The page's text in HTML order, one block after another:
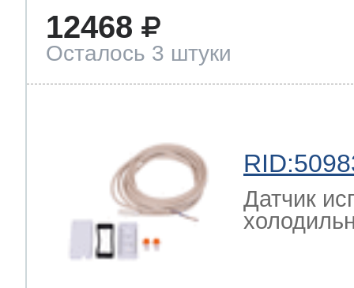
12468
Осталось 3 штуки
Датчик